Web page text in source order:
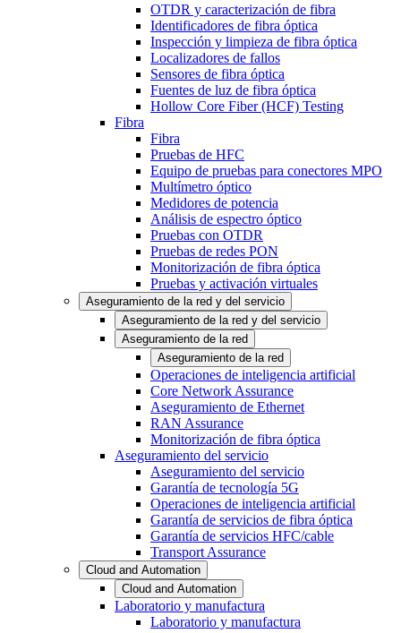
OTDR y caracterización de fibra
Identificadores de fibra óptica
Inspección y limpieza de fibra óptica
Localizadores de fallos
Sensores de fibra óptica
Fuentes de luz de fibra óptica
Hollow Core Fiber (HCF) Testing
Fibra
Fibra
Pruebas de HFC
Equipo de pruebas para conectores MPO
Multímetro óptico
Medidores de potencia
Análisis de espectro óptico
Pruebas con OTDR
Pruebas de redes PON
Monitorización de fibra óptica
Pruebas y activación virtuales
Aseguramiento de la red y del servicio
Aseguramiento de la red y del servicio
Aseguramiento de la red
Aseguramiento de la red
Operaciones de inteligencia artificial
Core Network Assurance
Aseguramiento de Ethernet
RAN Assurance
Monitorización de fibra óptica
Aseguramiento del servicio
Aseguramiento del servicio
Garantía de tecnología 5G
Operaciones de inteligencia artificial
Garantía de servicios de fibra óptica
Garantía de servicios HFC/cable
Transport Assurance
Cloud and Automation
Cloud and Automation
Laboratorio y manufactura
Laboratorio y manufactura